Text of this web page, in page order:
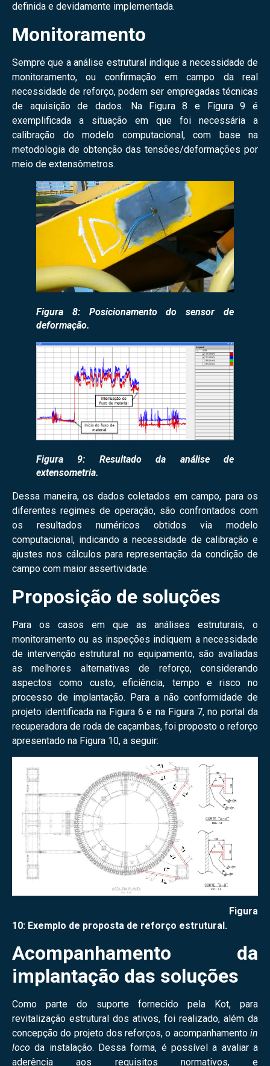
definida e devidamente implementada.
Monitoramento
Sempre que a análise estrutural indique a necessidade de
monitoramento, ou confirmação em campo da real
necessidade de reforço, podem ser empregadas técnicas
de aquisição de dados. Na Figura 8 e Figura 9 é
exemplificada a situação em que foi necessária a
calibração do modelo computacional, com base na
metodologia de obtenção das tensões/deformações por
meio de extensômetros.
Figura 8: Posicionamento do sensor de
deformação.
Figura 9: Resultado da análise de
extensometria.
Dessa maneira, os dados coletados em campo, para os
diferentes regimes de operação, são confrontados com
os resultados numéricos obtidos via modelo
computacional, indicando a necessidade de calibração e
ajustes nos cálculos para representação da condição de
campo com maior assertividade.
Proposição de soluções
Para os casos em que as análises estruturais, o
monitoramento ou as inspeções indiquem a necessidade
de intervenção estrutural no equipamento, são avaliadas
as melhores alternativas de reforço, considerando
aspectos como custo, eficiência, tempo e risco no
processo de implantação. Para a não conformidade de
projeto identificada na Figura 6 e na Figura 7, no portal da
recuperadora de roda de caçambas, foi proposto o reforço
apresentado na Figura 10, a seguir:
Figura
10: Exemplo de proposta de reforço estrutural.
Acompanhamento da
implantação das soluções
Como parte do suporte fornecido pela Kot, para
revitalização estrutural dos ativos, foi realizado, além da
concepção do projeto dos reforços, o acompanhamento in
loco da instalação. Dessa forma, é possível a avaliar a
aderência aos requisitos normativos, e